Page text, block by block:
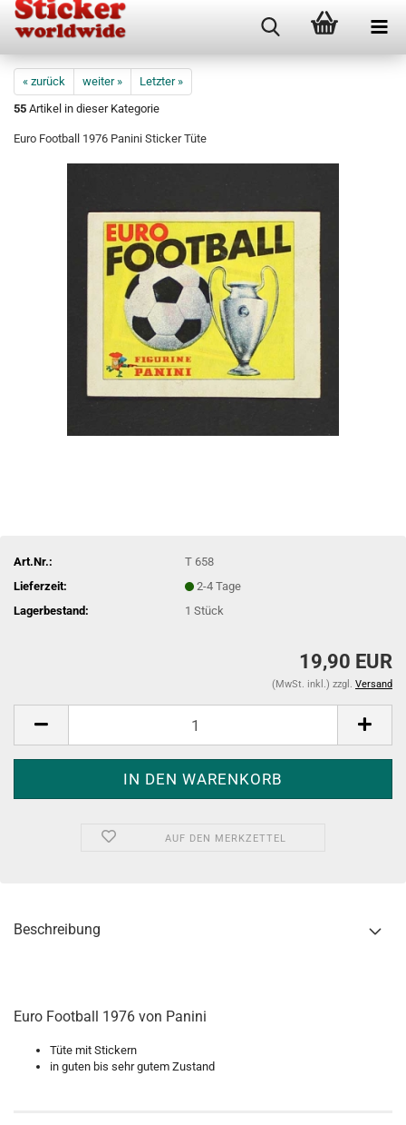
« zurück weiter »
Letzter »
55 Artikel in dieser Kategorie
Euro Football 1976 Panini Sticker Tüte
Art.Nr.:
T 658
Lieferzeit:
2-4 Tage
Lagerbestand:
1Stück
19,90 EUR
(MwSt. inkl.) zzgl. Versand
AUF DEN MERKZETTEL
Beschreibung
Euro Football 1976 von Panini
Tüte mit Stickern
in guten bis sehr gutem Zustand